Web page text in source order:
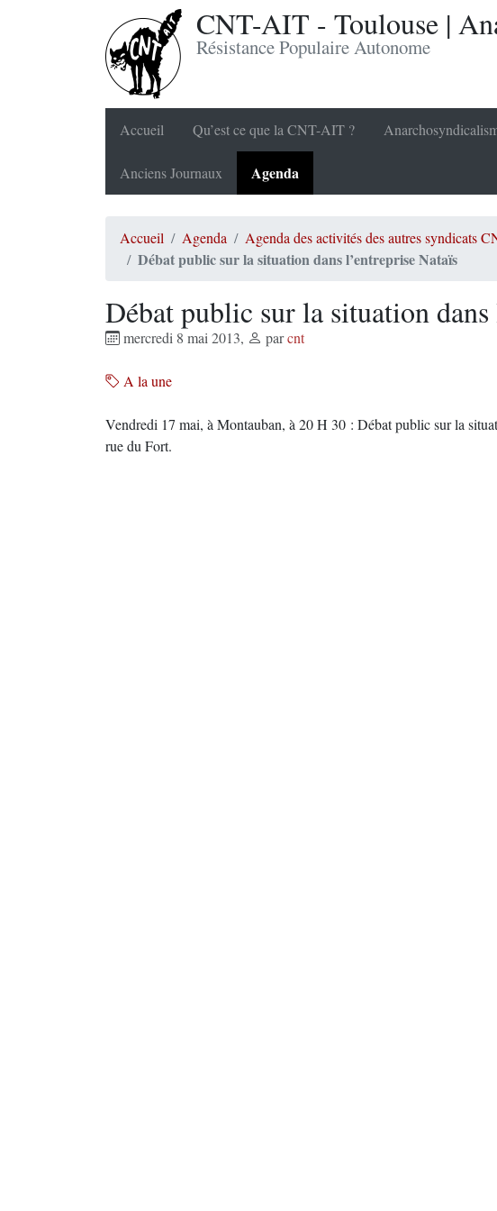
CNT-AIT - Toulouse |
Résistance Populaire Autonome
Accueil Qu’est ce que la CNT-AIT ?
Anciens Journaux Agenda
Accueil Agenda Agenda des activités des autres syndicats
Débat public sur la situation dans l’entreprise Nataïs
Débat public sur la situation
mercredi 8 mai 2013, parcnt
A la une
Vendredi 17 mai, à Montauban, à 20 H 30 : Débat public sur la
rue du Fort.